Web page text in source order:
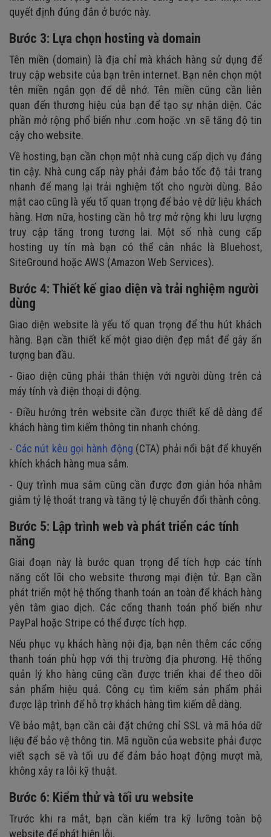
quyết định đúng đắn ở bước này.
Bước 3: Lựa chọn hosting và domain
Tên miền (domain) là địa chỉ mà khách hàng sử dụng để
truy cập website của bạn trên internet. Bạn nên chọn một
tên miền ngắn gọn để dễ nhớ. Tên miền cũng cần liên
quan đến thương hiệu của bạn để tạo sự nhận diện. Các
phần mở rộng phổ biến như .com hoặc .vn sẽ tăng độ tin
cậy cho website.
Về hosting, bạn cần chọn một nhà cung cấp dịch vụ đáng
tin cậy. Nhà cung cấp này phải đảm bảo tốc độ tải trang
nhanh để mang lại trải nghiệm tốt cho người dùng. Bảo
mật cao cũng là yếu tố quan trọng để bảo vệ dữ liệu khách
hàng. Hơn nữa, hosting cần hỗ trợ mở rộng khi lưu lượng
truy cập tăng trong tương lai. Một số nhà cung cấp
hosting uy tín mà bạn có thể cân nhắc là Bluehost,
SiteGround hoặc AWS (Amazon Web Services).
Bước 4: Thiết kế giao diện và trải nghiệm người
dùng
Giao diện website là yếu tố quan trọng để thu hút khách
hàng. Bạn cần thiết kế một giao diện đẹp mắt để gây ấn
tượng ban đầu.
- Giao diện cũng phải thân thiện với người dùng trên cả
máy tính và điện thoại di động.
- Điều hướng trên website cần được thiết kế dễ dàng để
khách hàng tìm kiếm thông tin nhanh chóng.
- Các nút kêu gọi hành động (CTA) phải nổi bật để khuyến
khích khách hàng mua sắm.
- Quy trình mua sắm cũng cần được đơn giản hóa nhằm
giảm tỷ lệ thoát trang và tăng tỷ lệ chuyển đổi thành công.
Bước 5: Lập trình web và phát triển các tính
năng
Giai đoạn này là bước quan trọng để tích hợp các tính
năng cốt lõi cho website thương mại điện tử. Bạn cần
phát triển một hệ thống thanh toán an toàn để khách hàng
yên tâm giao dịch. Các cổng thanh toán phổ biến như
PayPal hoặc Stripe có thể được tích hợp.
Nếu phục vụ khách hàng nội địa, bạn nên thêm các cổng
thanh toán phù hợp với thị trường địa phương. Hệ thống
quản lý kho hàng cũng cần được triển khai để theo dõi
sản phẩm hiệu quả. Công cụ tìm kiếm sản phẩm phải
được lập trình để hỗ trợ khách hàng tìm kiếm dễ dàng.
Về bảo mật, bạn cần cài đặt chứng chỉ SSL và mã hóa dữ
liệu để bảo vệ thông tin. Mã nguồn của website phải được
viết sạch sẽ và tối ưu để đảm bảo hoạt động mượt mà,
không xảy ra lỗi kỹ thuật.
Bước 6: Kiểm thử và tối ưu website
Trước khi ra mắt, bạn cần kiểm tra kỹ lưỡng toàn bộ
website để phát hiện lỗi.